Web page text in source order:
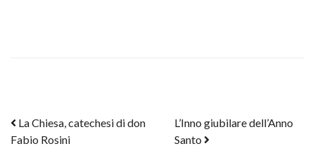
Post navigation
La Chiesa, catechesi di don
Fabio Rosini
L’Inno giubilare dell’Anno
Santo